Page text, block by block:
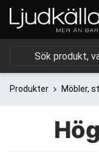
Produkter Möbler,